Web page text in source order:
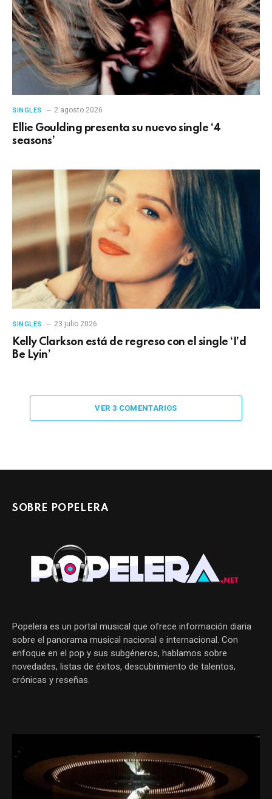
SINGLES 2 agosto 2026
Ellie Goulding presenta su nuevo single ‘4
seasons’
SINGLES 23 julio 2026
Kelly Clarkson está de regreso con el single ‘I’d
Be Lyin’
VER 3 COMENTARIOS
SOBRE POPELERA
Popelera es un portal musical que ofrece información diaria
sobre el panorama musical nacional e internacional. Con
enfoque en el pop y sus subgéneros, hablamos sobre
novedades, listas de éxitos, descubrimiento de talentos,
crónicas y reseñas.